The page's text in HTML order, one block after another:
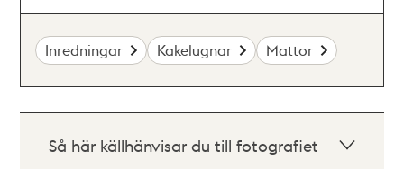
Inredningar Kakelugnar Mattor
Så här källhänvisar du till fotografiet